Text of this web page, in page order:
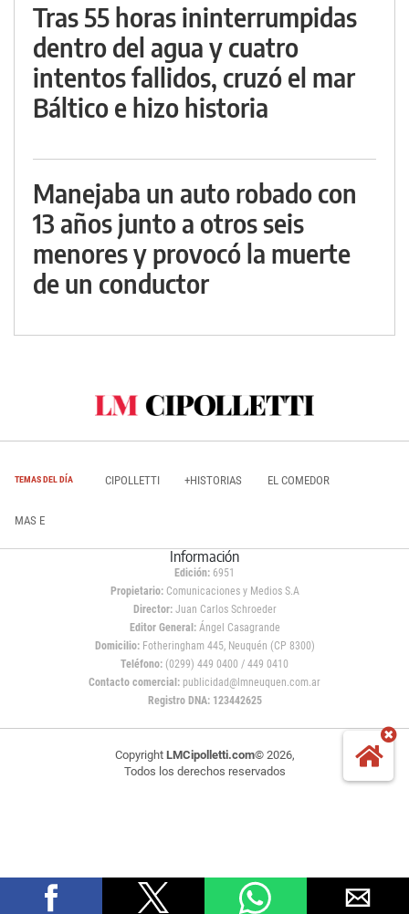
Tras 55 horas ininterrumpidas
dentro del agua y cuatro
intentos fallidos, cruzó el mar
Báltico e hizo historia
Manejaba un auto robado con
13 años junto a otros seis
menores y provocó la muerte
de un conductor
TEMAS DEL DÍA CIPOLLETTI +HISTORIAS EL COMEDOR
MAS E
Información
Edición: 6951
Propietario:Comunicaciones y Medios S.A
Director: Juan Carlos Schroeder
Editor General:Ángel Casagrande
Domicilio:Fotheringham 445, Neuquén (CP 8300)
Teléfono: (0299) 449 0400 / 449 0410
Contacto comercial: publicidad@lmneuquen.com.ar
Registro DNA: 123442625
Copyright LMCipolletti.com© 2026,
Todos los derechos reservados